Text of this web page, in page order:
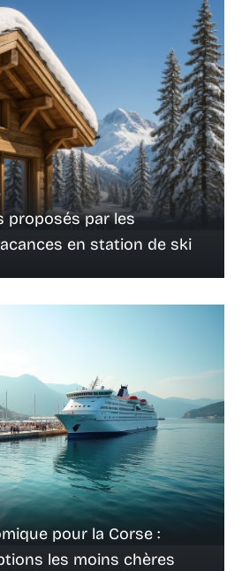
proposés par les
en station de ski
pour la Corse :
les moins chères